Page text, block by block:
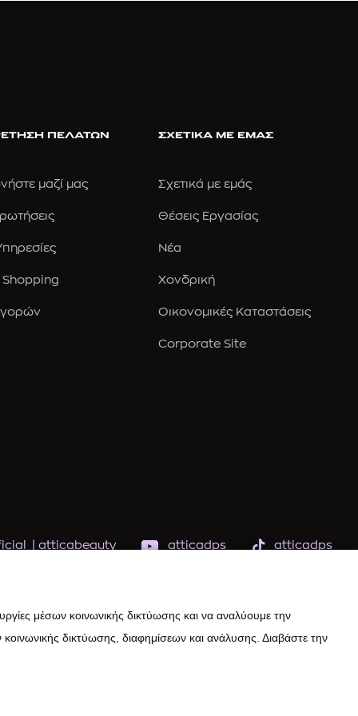
ΠΕΛΑΤΩΝ
μαζί μας
ΣΧΕΤΙΚΑ ΜΕ ΕΜΑΣ
Σχετικά με εμάς
Θέσεις Εργασίας
Νέα
Χονδρική
Οικονομικές Καταστάσεις
Corporate Site
atticabeauty atticadps atticadps
μέσων κοινωνικής δικτύωσης και να αναλύουμε την
δικτύωσης, διαφημίσεων και ανάλυσης. Διαβάστε την